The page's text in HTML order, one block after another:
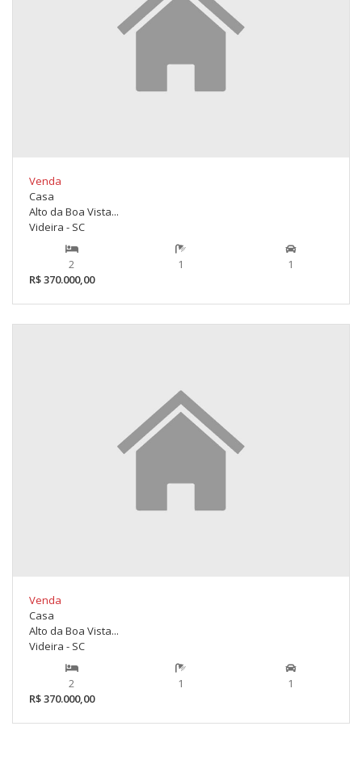
Venda
Casa
Alto da Boa Vista...
Videira - SC
2 1
1
R$ 370.000,00
Venda
Casa
Alto da Boa Vista...
Videira - SC
2 1
1
R$ 370.000,00